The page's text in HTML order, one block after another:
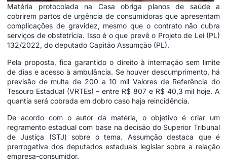
Matéria protocolada na Casa obriga planos de saúde a
cobrirem partos de urgência de consumidoras que apresentam
complicações de gravidez, mesmo que o contrato não cubra
serviços de obstetrícia. Isso é o que prevê o Projeto de Lei (PL)
132/2022, do deputado Capitão Assumção (PL).
Pela proposta, fica garantido o direito à internação sem limite
de dias e acesso à ambulância. Se houver descumprimento, há
previsão de multa de 200 a 10 mil Valores de Referência do
Tesouro Estadual (VRTEs) – entre R$ 807 e R$ 40,3 mil hoje. A
quantia será cobrada em dobro caso haja reincidência.
De acordo com o autor da matéria, o objetivo é criar um
regramento estadual com base na decisão do Superior Tribunal
de Justiça (STJ) sobre o tema. Assumção destaca que é
prerrogativa dos deputados estaduais legislar sobre a relação
empresa-consumidor.